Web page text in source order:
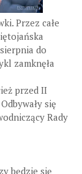
Przez całe
do
zamknęła
przed II
się
Rady
będzie się